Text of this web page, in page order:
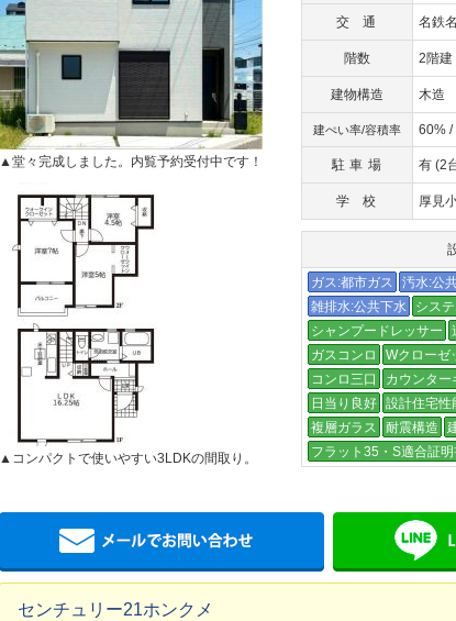
▲堂々完成しました。内覧予約受付中です！
▲コンパクトで使いやすい3LDKの間取り。
交通 名鉄
階数 2階建
建物構造 木造
建ぺい率/容積率 60% /
駐車場 有 (2
学校 厚見
ガス:都市ガス 汚水:公
雑排水:公共下水
シス
シャンプードレッサー
ガスコンロ
Wクローゼ
コンロ三口
カウンター
日当り良好 設計住宅性
複層ガラス
耐震構造
フラット35・S適合証
メールでお問い合わせ
センチュリー21ホンクメ